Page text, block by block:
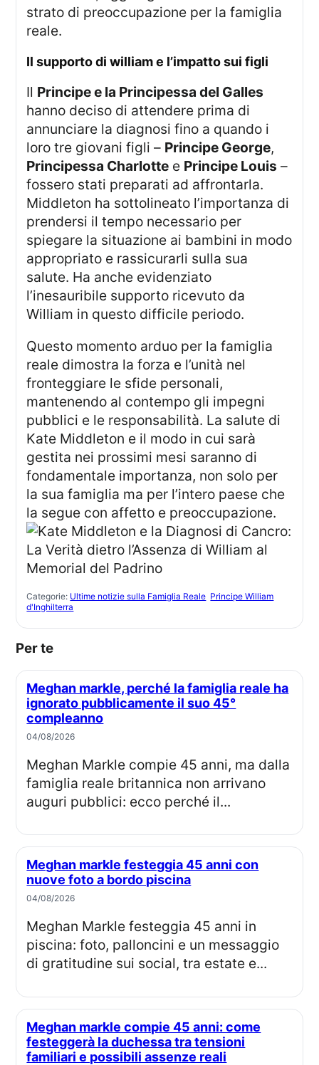
strato di preoccupazione per la famiglia
reale.
il supporto di william e l’impatto sui figli
Il Principe e la Principessa del Galles
hanno deciso di attendere prima di
annunciare la diagnosi fino a quando i
loro tre giovani figli – Principe George,
Principessa Charlotte e Principe Louis –
fossero stati preparati ad affrontarla.
Middleton ha sottolineato l’importanza di
prendersi il tempo necessario per
spiegare la situazione ai bambini in modo
appropriato e rassicurarli sulla sua
salute. Ha anche evidenziato
l’inesauribile supporto ricevuto da
William in questo difficile periodo.
Questo momento arduo per la famiglia
reale dimostra la forza e l’unità nel
fronteggiare le sfide personali,
mantenendo al contempo gli impegni
pubblici e le responsabilità. La salute di
Kate Middleton e il modo in cui sarà
gestita nei prossimi mesi saranno di
fondamentale importanza, non solo per
la sua famiglia ma per l’intero paese che
la segue con affetto e preoccupazione.
Categorie: Ultime notizie sulla Famiglia Reale Principe William
d'Inghilterra
Per te
Meghan markle, perché la famiglia reale ha
ignorato pubblicamente il suo 45°
compleanno
04/08/2026
Meghan Markle compie 45 anni, ma dalla
famiglia reale britannica non arrivano
auguri pubblici: ecco perché il...
Meghan markle festeggia 45 anni con
nuove foto a bordo piscina
04/08/2026
Meghan Markle festeggia 45 anni in
piscina: foto, palloncini e un messaggio
di gratitudine sui social, tra estate e...
Meghan markle compie 45 anni: come
festeggerà la duchessa tra tensioni
familiari e possibili assenze reali